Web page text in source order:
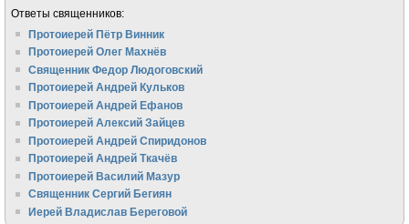
Ответы священников:
Протоиерей Пётр Винник
Протоиерей Олег Махнёв
Священник Федор Людоговский
Протоиерей Андрей Кульков
Протоиерей Андрей Ефанов
Протоиерей Алексий Зайцев
Протоиерей Андрей Спиридонов
Протоиерей Андрей Ткачёв
Протоиерей Василий Мазур
Священник Сергий Бегиян
Иерей Владислав Береговой